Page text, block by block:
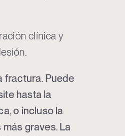
clínica y
fractura. Puede
hasta la
o incluso la
graves. La